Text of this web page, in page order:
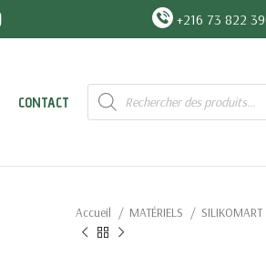
+216 73 822
CONTACT
Recherche
de
produits
Accueil MATÉRIELS SILIKOMART